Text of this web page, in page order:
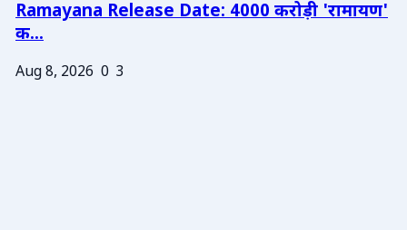
Ramayana Release Date: 4000 करोड़ी 'रामायण'
क...
Aug 8, 2026 0 3